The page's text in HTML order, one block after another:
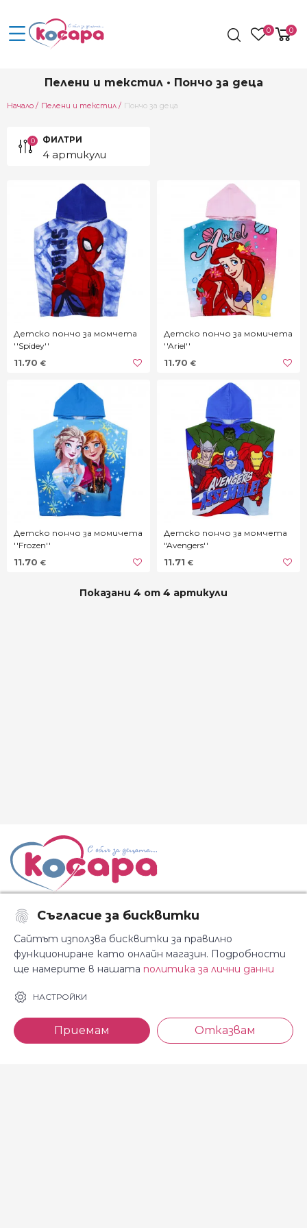
0 0
Пелени и текстил • Пончо за деца
Начало Пелени и текстил Current:
Пончо за деца
0 ФИЛТРИ
4 артикули
Детско пончо за момчета
''Spidey''
11.70 €
Детско пончо за момичета
''Ariel''
11.70 €
Детско пончо за момичета
''Frozen''
11.70 €
Детско пончо за момчета
"Avengers''
11.71 €
Показани 4 от 4 артикули
Последвайте ни:
За Косара
За нас
Магазини
Общи условия
Декларация за
поверителност
Съгласие за бисквитки
Сайтът използва бисквитки за правилно
функциониране като онлайн магазин. Подробности
ще намерите в нашата политика за лични данни
НАСТРОЙКИ
Приемам Отказвам